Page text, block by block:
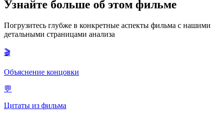
поддерживает веру в оккультизм, было добавлено по
которой тогда принадлежал Джексон. Они были обеспокоены
демонической тематикой, и дисклеймер должен был
Узнайте больше об этом фильме
Погрузитесь глубже в конкретные аспекты фильма с нашими
детальными страницами анализа
🎬
Объяснение концовки
💬
Цитаты из фильма